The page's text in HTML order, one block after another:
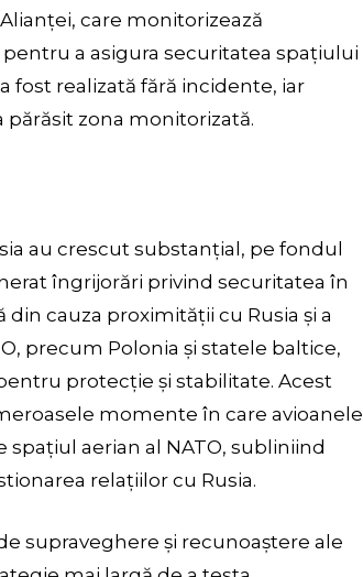
care monitorizează
a asigura securitatea spațiului
fost realizată fără incidente, iar
părăsit zona monitorizată.
au crescut substanțial, pe fondul
îngrijorări privind securitatea în
cauza proximității cu Rusia și a
precum Polonia și statele baltice,
protecție și stabilitate. Acest
momente în care avioanele
aerian al NATO, subliniind
relațiilor cu Rusia.
supraveghere și recunoaștere ale